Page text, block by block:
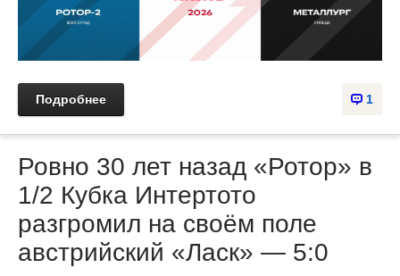
1
Подробнее
Ровно 30 лет назад «Ротор» в
1/2 Кубка Интертото
разгромил на своём поле
австрийский «Ласк» — 5:0